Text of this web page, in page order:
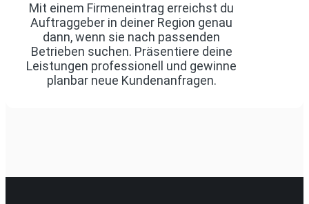
Mit einem Firmeneintrag erreichst du
Auftraggeber in deiner Region genau
dann, wenn sie nach passenden
Betrieben suchen. Präsentiere deine
Leistungen professionell und gewinne
planbar neue Kundenanfragen.